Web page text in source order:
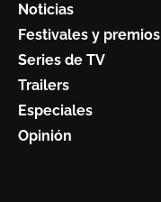
Noticias
Festivales y premios
Series de TV
Trailers
Especiales
Opinión